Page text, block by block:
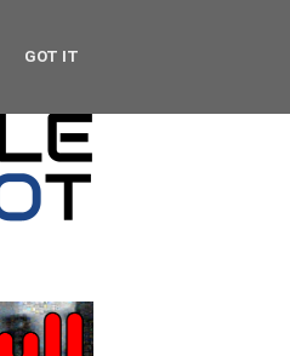
GOT IT